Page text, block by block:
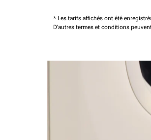
* Les tarifs affichés ont été
D'autres termes et conditions